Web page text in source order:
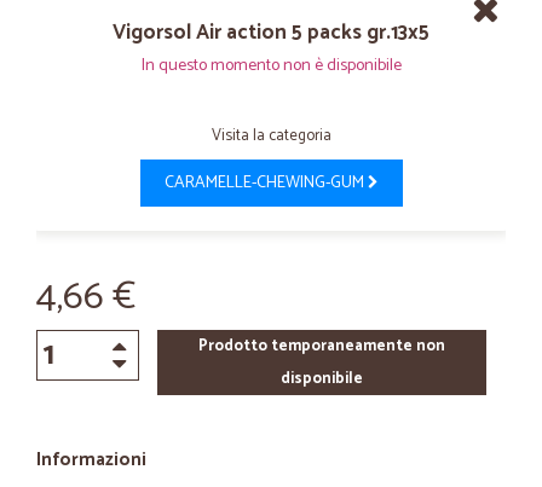
Vigorsol Air action 5 packs gr.13x5
In questo momento non è disponibile
Visita la categoria
CARAMELLE-CHEWING-GUM
4,66 €
Prodotto temporaneamente non
disponibile
Informazioni